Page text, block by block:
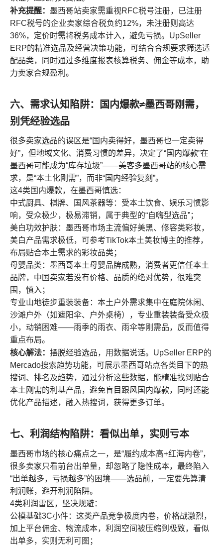
补充提醒：
墨西哥站卖家需重视RFC税号注册，已注册
RFC税号的企业卖家综合税负约12%，未注册则高达
36%，定价时需将税务成本计入，避免亏损。UpSeller
ERP的精准选品及经营决策功能，可结合合规要求筛选适
配品类，同时通过多维度报表核算税务、佣金等成本，助
力卖家合规盈利。
六、需求认知陷阱：国内爆款≠墨西哥刚需，
别凭经验选品
很多卖家选品的误区是“国内卖得好，墨西哥也一定卖得
好”，但地域文化、消费习惯的差异，决定了“国内爆款”在
墨西哥可能成为“库存垃圾”——美客多墨西哥站的核心需
求，是“本土化刚需”，而非“国内经验复刻”。
这4类国内爆款，在墨西哥慎选：
中式厨具、棋牌、国风茶器等：受本土饮食、娱乐习惯影
响，受众极少，极易滞销，属于典型的“自嗨型选品”；
美白功效护肤：墨西哥市场主流偏好美黑、修容类彩妆，
美白产品需求极低，可参考TikTok本土美妆博主的推荐，
布局贴合本土需求的彩妆品类；
母婴品类：墨西哥本土母婴品牌成熟，消费者更信任本土
品牌，中国卖家若没有价格、品质的绝对优势，很难突
围，慎入；
专业山地徒步重装装备：本土户外需求集中在庭院休闲、
沙滩户外（如遮阳伞、户外桌椅），专业重装装备受众极
小，动销困难——雨季的雨衣、雨伞等刚需品，反而值得
重点布局。
核心解法： 摆脱经验选品，用数据说话。UpSeller ERP的
Mercado搜索趋势功能，可展示墨西哥站点各类目下的热
搜词、排名及趋势，通过分析这些数据，能精准找到贴合
本土刚需的利基产品，避免盲目跟风国内爆款，同时还能
优化产品描述，融入热搜词，获得更多订单。
七、利润结构陷阱：看似出单，实则亏本
墨西哥市场的核心痛点之一，是“履约成本高+红海内卷”，
很多卖家只看前台出单量，却忽略了隐性成本，最终陷入
“出单越多，亏损越多”的困境——选品前，一定要先算清
利润账，避开利润陷阱。
4类利润雷区，坚决规避：
公模基础3C小件：这类产品竞争极度内卷，价格战激烈，
加上平台佣金、物流成本，利润空间被压缩到极致，看似
出单多，实则无利可图；